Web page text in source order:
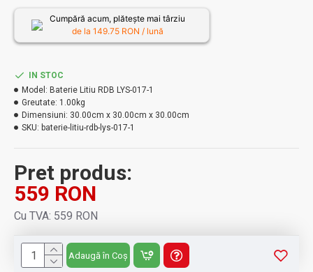
Pret produs:
559 RON
Cu TVA: 559 RON
IN STOC
Model: Baterie Litiu RDB LYS-017-1
Greutate: 1.00kg
Dimensiuni: 30.00cm x 30.00cm x 30.00cm
SKU: baterie-litiu-rdb-lys-017-1
Adaugă în Coș
Cumpără acum, plătește mai târziu
de la 149.75RON / lună